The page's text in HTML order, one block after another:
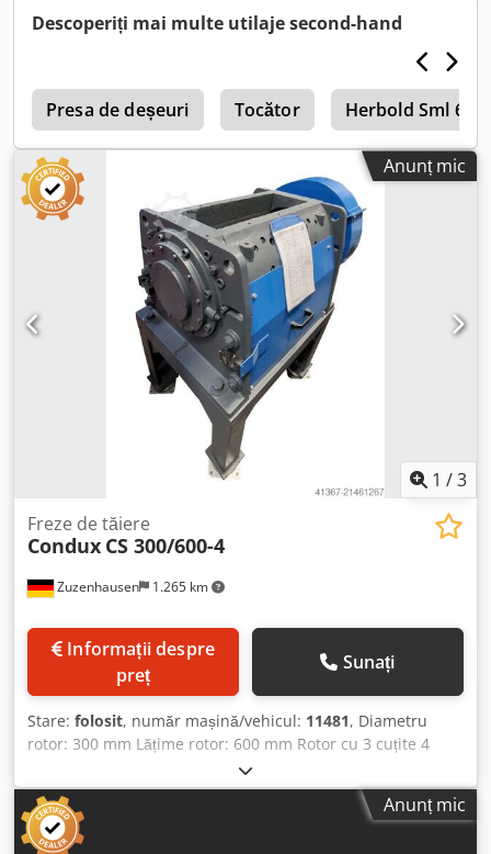
acționare: 37 kW
Descoperiți mai multe utilaje second-hand
Presa de deșeuri Tocător Herbold Sml 60/
Anunț mic
1 /3
Zuzenhausen 1.265 km
Freze de tăiere
Condux CS 300/600-4
preț
Sunați
Stare: folosit, număr mașină/vehicul: 11481, Diametru
rotor: 300 mm Lățime rotor: 600 mm Rotor cu 3 cuțite 4
rânduri de cuțite pe stator Csdpfx Aoyr Tkxofleha Secțiunea
transversală a gurii de alimentare: aprox. 250 x 600 mm
Motor de acționare: 37 kW
Anunț mic